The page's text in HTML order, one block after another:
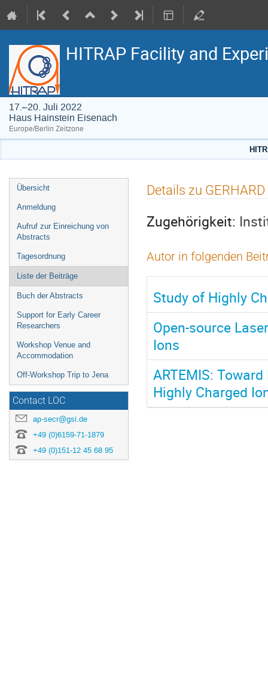
HITRAP Facility and
17.–20. Juli 2022
Haus Hainstein Eisenach
Europe/Berlin Zeitzone
Veranstaltungsmenü
Übersicht
Anmeldung
Aufruf zur Einreichung von
Abstracts
Tagesordnung
Liste der Beiträge
Buch der Abstracts
Support for Early Career
Researchers
Workshop Venue and
Accommodation
Off-Workshop Trip to Jena
Contact LOC
ap-secr@gsi.de
+49 (0)6159-71-1879
+49 (0)151-12 45 68 95
Details zu
Zugehörigkeit:
Autor in folgenden
Study of Highly
Open-source
Ions
ARTEMIS:
Highly Charged